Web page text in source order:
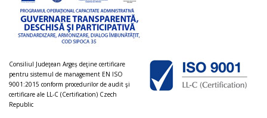
Consiliul Judeţean Argeș deţine certificare
pentru sistemul de management EN ISO
9001:2015 conform procedurilor de audit şi
certificare ale LL-C (Certification) Czech
Republic